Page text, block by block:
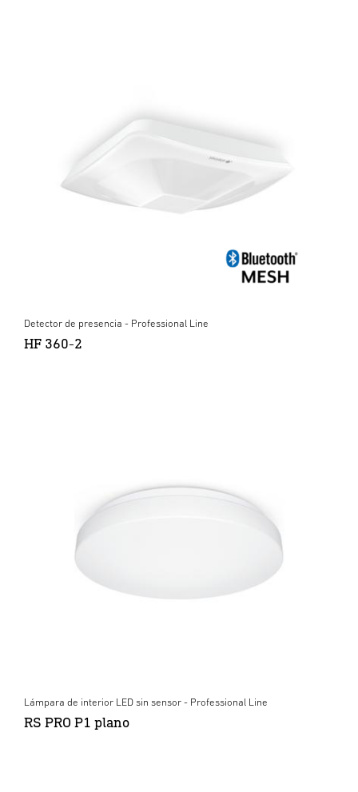
Detector de presencia - Professional Line
HF 360-2
Lámpara de interior LED sin sensor - Professional Line
RS PRO P1 plano